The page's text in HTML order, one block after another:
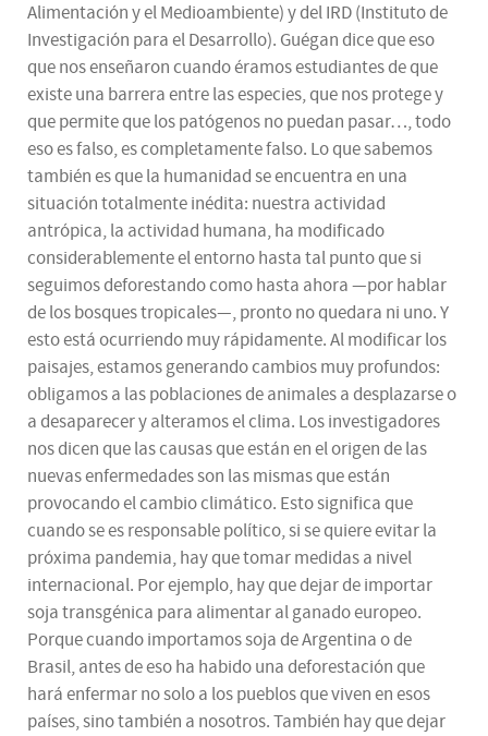
Alimentación y el Medioambiente) y del IRD (Instituto de
Investigación para el Desarrollo). Guégan dice que eso
que nos enseñaron cuando éramos estudiantes de que
existe una barrera entre las especies, que nos protege y
que permite que los patógenos no puedan pasar…, todo
eso es falso, es completamente falso. Lo que sabemos
también es que la humanidad se encuentra en una
situación totalmente inédita: nuestra actividad
antrópica, la actividad humana, ha modificado
considerablemente el entorno hasta tal punto que si
seguimos deforestando como hasta ahora —por hablar
de los bosques tropicales—, pronto no quedara ni uno. Y
esto está ocurriendo muy rápidamente. Al modificar los
paisajes, estamos generando cambios muy profundos:
obligamos a las poblaciones de animales a desplazarse o
a desaparecer y alteramos el clima. Los investigadores
nos dicen que las causas que están en el origen de las
nuevas enfermedades son las mismas que están
provocando el cambio climático. Esto significa que
cuando se es responsable político, si se quiere evitar la
próxima pandemia, hay que tomar medidas a nivel
internacional. Por ejemplo, hay que dejar de importar
soja transgénica para alimentar al ganado europeo.
Porque cuando importamos soja de Argentina o de
Brasil, antes de eso ha habido una deforestación que
hará enfermar no solo a los pueblos que viven en esos
países, sino también a nosotros. También hay que dejar